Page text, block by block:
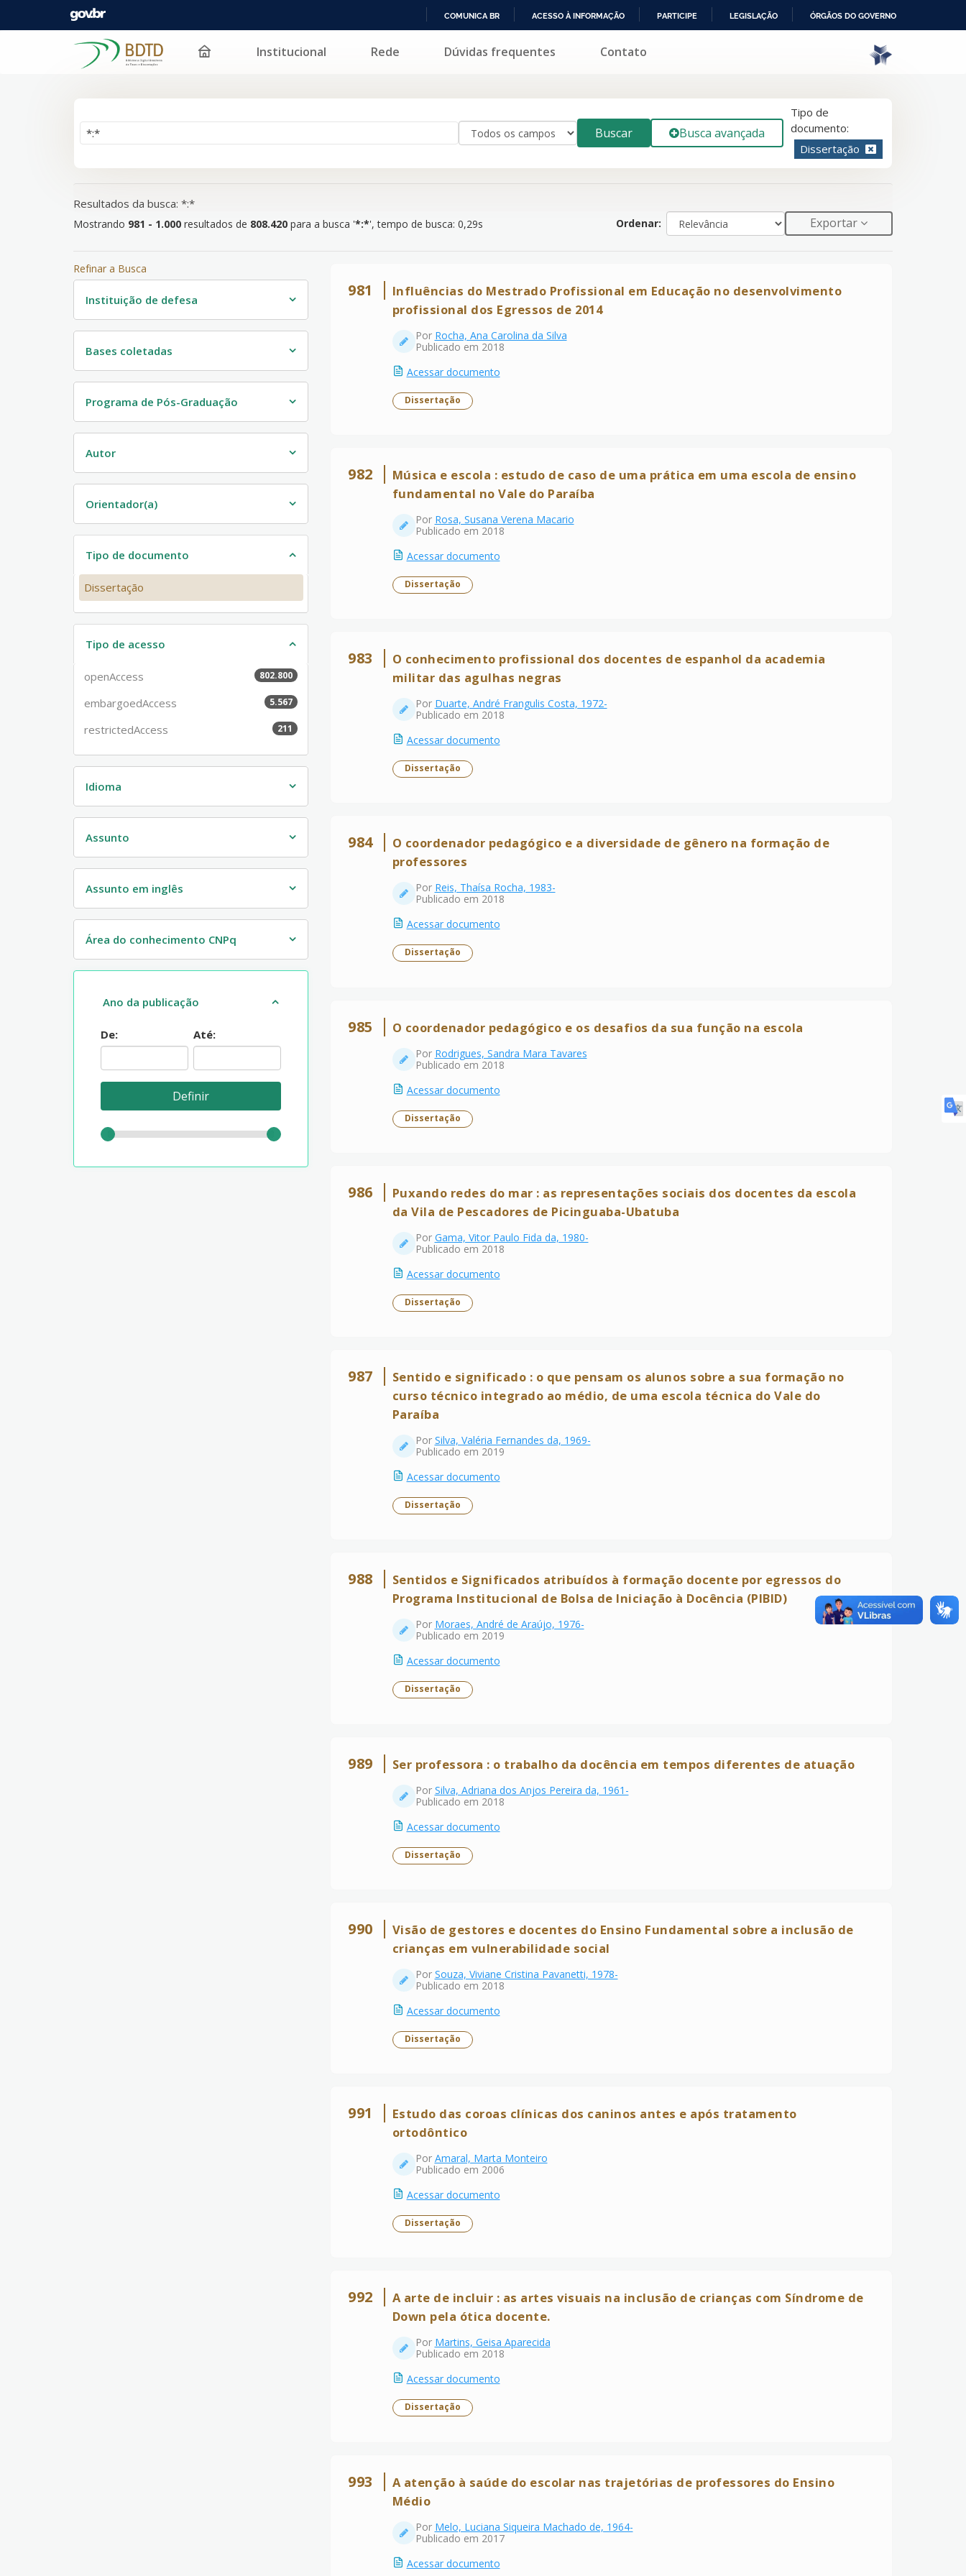
PARA
COMUNICA BR ACESSO À INFORMAÇÃO PARTICIPE LEGISLAÇÃO ÓRGÃOS DO GOVERNO
981 - 1.000resultados de 808.420 para a busca '*:*'
Pular para o conteúdo Institucional Rede Dúvidas frequentes Contato
Buscar Busca avançada
Tipo de
documento:
Dissertação
Resultados da busca: *:*
Mostrando 981 - 1.000 resultados de 808.420 para a busca '*:*', tempo de busca: 0,29s Ordenar: Exportar
981
Influências do Mestrado Profissional em Educação no desenvolvimento
profissional dos Egressos de 2014
Por Rocha, Ana Carolina da Silva
Publicado em 2018
Acessar documento
Dissertação
982
Música e escola : estudo de caso de uma prática em uma escola de ensino
fundamental no Vale do Paraíba
Por Rosa, Susana Verena Macario
Publicado em 2018
Acessar documento
Dissertação
983
O conhecimento profissional dos docentes de espanhol da academia
militar das agulhas negras
Por Duarte, André Frangulis Costa, 1972-
Publicado em 2018
Acessar documento
Dissertação
984
O coordenador pedagógico e a diversidade de gênero na formação de
professores
Por Reis, Thaísa Rocha, 1983-
Publicado em 2018
Acessar documento
Dissertação
985 O coordenador pedagógico e os desafios da sua função na escola
Por Rodrigues, Sandra Mara Tavares
Publicado em 2018
Acessar documento
Dissertação
986
Puxando redes do mar : as representações sociais dos docentes da escola
da Vila de Pescadores de Picinguaba-Ubatuba
Por Gama, Vitor Paulo Fida da, 1980-
Publicado em 2018
Acessar documento
Dissertação
987
Sentido e significado : o que pensam os alunos sobre a sua formação no
curso técnico integrado ao médio, de uma escola técnica do Vale do
Paraíba
Por Silva, Valéria Fernandes da, 1969-
Publicado em 2019
Acessar documento
Dissertação
988
Sentidos e Significados atribuídos à formação docente por egressos do
Programa Institucional de Bolsa de Iniciação à Docência (PIBID)
Por Moraes, André de Araújo, 1976-
Publicado em 2019
Acessar documento
Dissertação
989 Ser professora : o trabalho da docência em tempos diferentes de atuação
Por Silva, Adriana dos Anjos Pereira da, 1961-
Publicado em 2018
Acessar documento
Dissertação
990
Visão de gestores e docentes do Ensino Fundamental sobre a inclusão de
crianças em vulnerabilidade social
Por Souza, Viviane Cristina Pavanetti, 1978-
Publicado em 2018
Acessar documento
Dissertação
991
Estudo das coroas clínicas dos caninos antes e após tratamento
ortodôntico
Por Amaral, Marta Monteiro
Publicado em 2006
Acessar documento
Dissertação
992
A arte de incluir : as artes visuais na inclusão de crianças com Síndrome de
Down pela ótica docente.
Por Martins, Geisa Aparecida
Publicado em 2018
Acessar documento
Dissertação
993
A atenção à saúde do escolar nas trajetórias de professores do Ensino
Médio
Por Melo, Luciana Siqueira Machado de, 1964-
Publicado em 2017
Acessar documento
Refinar a Busca
Instituição de defesa
Bases coletadas
Programa de Pós-Graduação
Autor
Orientador(a)
Tipo de documento
Dissertação
Tipo de acesso
openAccess 802.800
embargoedAccess 5.567
restrictedAccess 211
Idioma
Assunto
Assunto em inglês
Área do conhecimento CNPq
Ano da publicação
De: Até: